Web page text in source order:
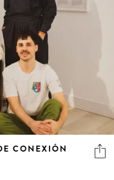
CONEXIÓN